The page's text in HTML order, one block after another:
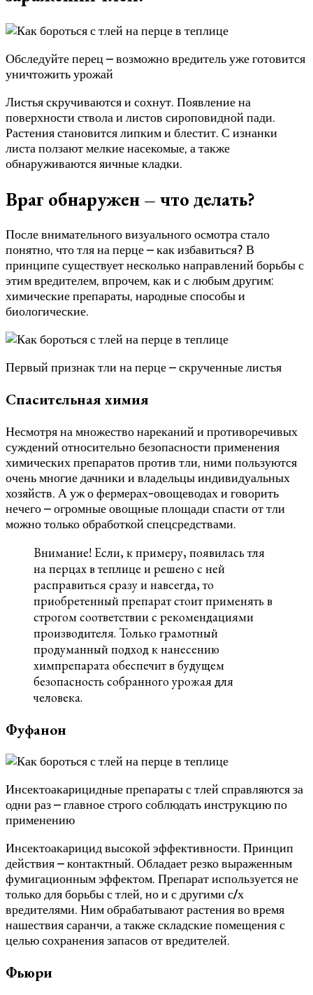
Обследуйте перец – возможно вредитель уже готовится
уничтожить урожай
Листья скручиваются и сохнут. Появление на
поверхности ствола и листов сироповидной пади.
Растения становится липким и блестит. С изнанки
листа ползают мелкие насекомые, а также
обнаруживаются яичные кладки.
Враг обнаружен – что делать?
После внимательного визуального осмотра стало
понятно, что тля на перце – как избавиться? В
принципе существует несколько направлений борьбы с
этим вредителем, впрочем, как и с любым другим:
химические препараты, народные способы и
биологические.
Первый признак тли на перце – скрученные листья
Спасительная химия
Несмотря на множество нареканий и противоречивых
суждений относительно безопасности применения
химических препаратов против тли, ними пользуются
очень многие дачники и владельцы индивидуальных
хозяйств. А уж о фермерах-овощеводах и говорить
нечего – огромные овощные площади спасти от тли
можно только обработкой спецсредствами.
Внимание! Если, к примеру, появилась тля
на перцах в теплице и решено с ней
расправиться сразу и навсегда, то
приобретенный препарат стоит применять в
строгом соответствии с рекомендациями
производителя. Только грамотный
продуманный подход к нанесению
химпрепарата обеспечит в будущем
безопасность собранного урожая для
человека.
Фуфанон
Инсектоакарицидные препараты с тлей справляются за
одни раз – главное строго соблюдать инструкцию по
применению
Инсектоакарицид высокой эффективности. Принцип
действия – контактный. Обладает резко выраженным
фумигационным эффектом. Препарат используется не
только для борьбы с тлей, но и с другими с/х
вредителями. Ним обрабатывают растения во время
нашествия саранчи, а также складские помещения с
целью сохранения запасов от вредителей.
Фьюри